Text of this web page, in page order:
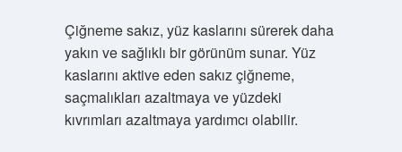
Çiğneme sakız, yüz kaslarını sürerek daha
yakın ve sağlıklı bir görünüm sunar. Yüz
kaslarını aktive eden sakız çiğneme,
saçmalıkları azaltmaya ve yüzdeki
kıvrımları azaltmaya yardımcı olabilir.